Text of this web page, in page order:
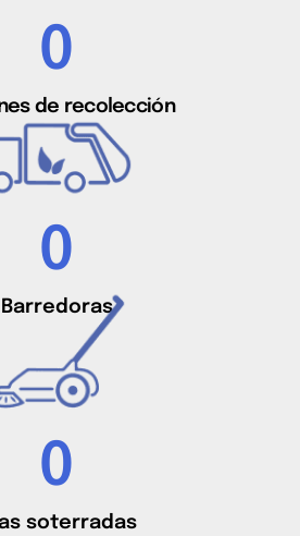
de recolección
0
Barredoras
0
soterradas
0